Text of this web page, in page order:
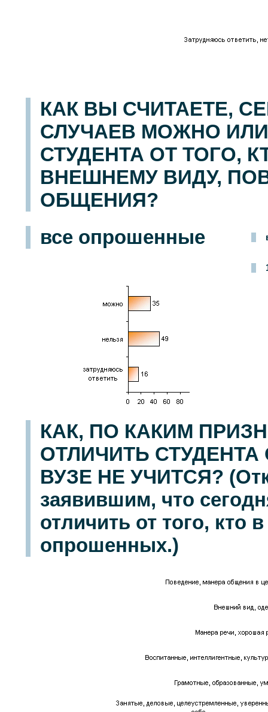
КАК ВЫ СЧИТАЕТЕ,
СЛУЧАЕВ МОЖНО
СТУДЕНТА ОТ ТОГО,
ВНЕШНЕМУ ВИДУ,
ОБЩЕНИЯ?
все опрошенные
КАК, ПО КАКИМ
ОТЛИЧИТЬ
ВУЗЕ НЕ УЧИТСЯ?
заявившим, что
отличить от того, кто
опрошенных.)